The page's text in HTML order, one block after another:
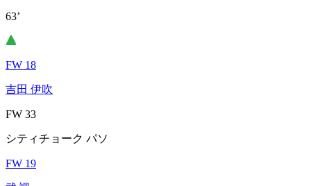
63’
FW 18
吉田 伊吹
FW 33
シティチョーク パソ
FW 19